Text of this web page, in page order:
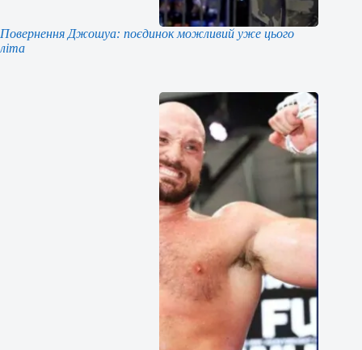
Повернення Джошуа: поєдинок можливий уже цього
літа